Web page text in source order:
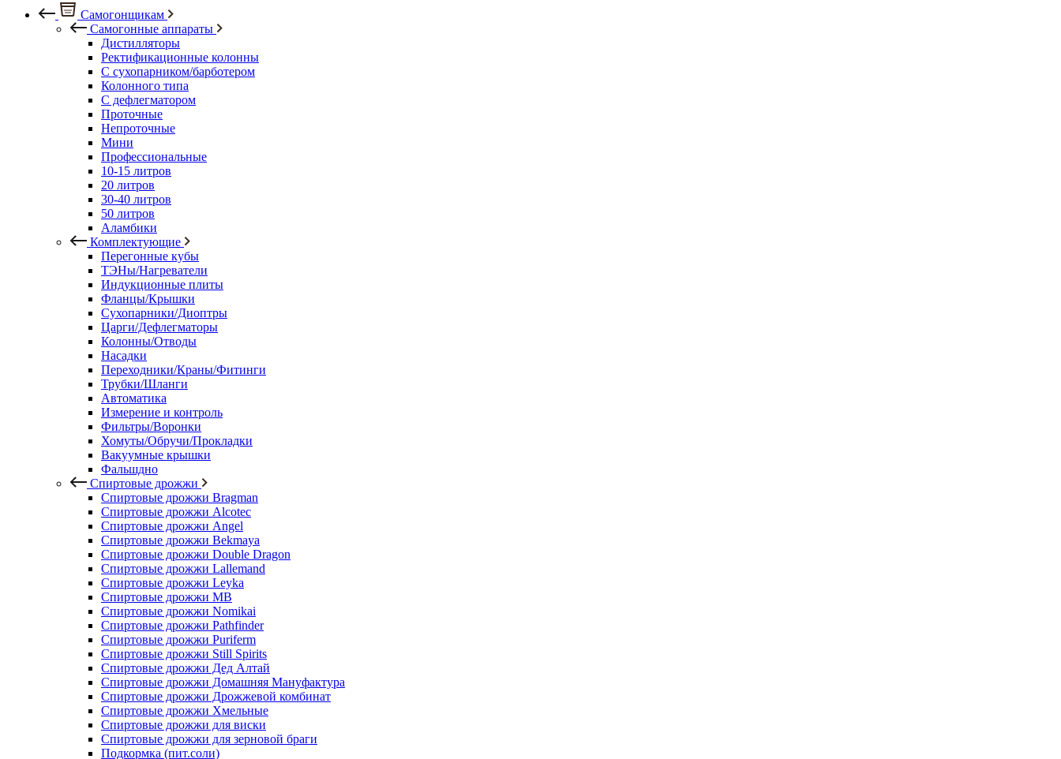
Самогонщикам
Самогонные аппараты
Дистилляторы
Ректификационные колонны
С сухопарником/барботером
Колонного типа
С дефлегматором
Проточные
Непроточные
Мини
Профессиональные
10-15 литров
20 литров
30-40 литров
50 литров
Аламбики
Комплектующие
Перегонные кубы
ТЭНы/Нагреватели
Индукционные плиты
Фланцы/Крышки
Сухопарники/Диоптры
Царги/Дефлегматоры
Колонны/Отводы
Насадки
Переходники/Краны/Фитинги
Трубки/Шланги
Автоматика
Измерение и контроль
Фильтры/Воронки
Хомуты/Обручи/Прокладки
Вакуумные крышки
Фальшдно
Спиртовые дрожжи
Спиртовые дрожжи Bragman
Спиртовые дрожжи Alcotec
Спиртовые дрожжи Angel
Спиртовые дрожжи Bekmaya
Спиртовые дрожжи Double Dragon
Спиртовые дрожжи Lallemand
Спиртовые дрожжи Leyka
Спиртовые дрожжи MB
Спиртовые дрожжи Nomikai
Спиртовые дрожжи Pathfinder
Спиртовые дрожжи Puriferm
Спиртовые дрожжи Still Spirits
Спиртовые дрожжи Дед Алтай
Спиртовые дрожжи Домашняя Мануфактура
Спиртовые дрожжи Дрожжевой комбинат
Спиртовые дрожжи Хмельные
Спиртовые дрожжи для виски
Спиртовые дрожжи для зерновой браги
Подкормка (пит.соли)